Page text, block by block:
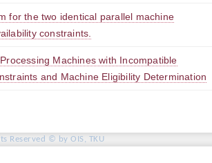
for the two identical parallel machine
constraints.
Machines with Incompatible
and Machine Eligibility Determination
Reserved © by OIS, TKU